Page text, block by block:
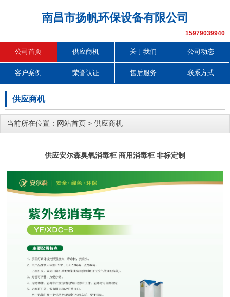
南昌市扬帆环保设备有限公司
15979039940
公司首页 供应商机 关于我们 公司动态
客户案例 荣誉认证 售后服务 联系方式
供应商机
当前所在位置： 网站首页 > 供应商机
供应安尔森臭氧消毒柜 商用消毒柜 非标定制